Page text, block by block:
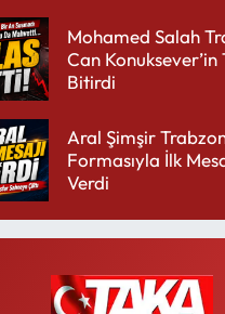
Mohamed Salah
Can Konuksever’in
Bitirdi
Aral Şimşir
Formasıyla İlk
Verdi